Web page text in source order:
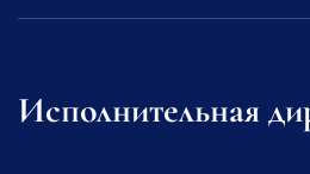
Исполнительная